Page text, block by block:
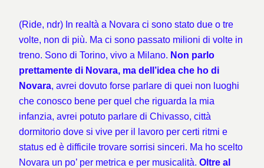
(Ride, ndr) In realtà a Novara ci sono stato due o tre
volte, non di più. Ma ci sono passato milioni di volte in
treno. Sono di Torino, vivo a Milano. Non parlo
prettamente di Novara, ma dell’idea che ho di
Novara, avrei dovuto forse parlare di quei non luoghi
che conosco bene per quel che riguarda la mia
infanzia, avrei potuto parlare di Chivasso, città
dormitorio dove si vive per il lavoro per certi ritmi e
status ed è difficile trovare sorrisi sinceri. Ma ho scelto
Novara un po’ per metrica e per musicalità. Oltre al